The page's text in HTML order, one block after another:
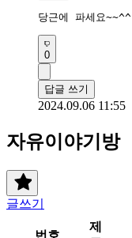
당근에 파세요~~^^
0
답글 쓰기
2024.09.06 11:55
자유이야기방
글쓰기
번호
제